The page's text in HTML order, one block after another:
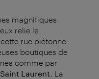
magnifiques
relie le
rue piétonne
boutiques de
comme par
Saint Laurent. La